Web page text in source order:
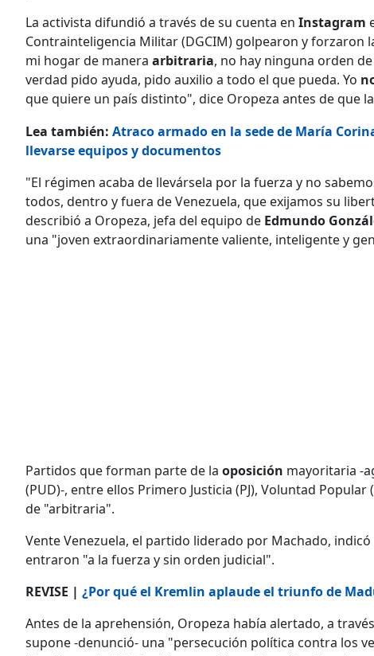
La activista difundió a través de su cuenta en Instagram
Contrainteligencia Militar (DGCIM) golpearon y forzaron
mi hogar de manera arbitraria, no hay ninguna orden
verdad pido ayuda, pido auxilio a todo el que pueda. Yo
que quiere un país distinto", dice Oropeza antes de que
Lea también: Atraco armado en la sede de María
llevarse equipos y documentos
"El régimen acaba de llevársela por la fuerza y no
todos, dentro y fuera de Venezuela, que exijamos su
describió a Oropeza, jefa del equipo de Edmundo
una "joven extraordinariamente valiente, inteligente y
Partidos que forman parte de la oposición mayoritaria -
(PUD)-, entre ellos Primero Justicia (PJ), Voluntad
de "arbitraria".
Vente Venezuela, el partido liderado por Machado,
entraron "a la fuerza y sin orden judicial".
REVISE | ¿Por qué el Kremlin aplaude el triunfo de
Antes de la aprehensión, Oropeza había alertado, a
supone -denunció- una "persecución política contra los